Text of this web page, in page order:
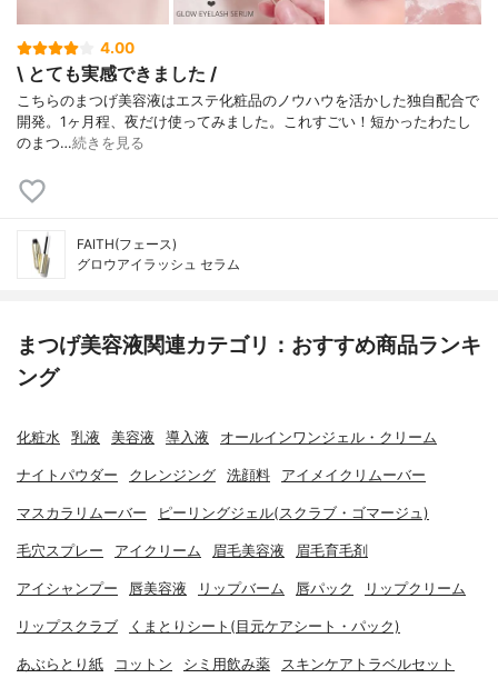
4.00
\ とても実感できました /
こちらのまつげ美容液はエステ化粧品のノウハウを活かした独自配合で
開発。1ヶ月程、夜だけ使ってみました。ㅤㅤㅤㅤㅤㅤㅤㅤㅤㅤㅤㅤㅤこれすごい！短かったわたし
のまつ…続きを見る
FAITH(フェース)
グロウアイラッシュ セラム
まつげ美容液関連カテゴリ：おすすめ商品ランキ
ング
化粧水 乳液 美容液 導入液 オールインワンジェル・クリーム
ナイトパウダー クレンジング 洗顔料 アイメイクリムーバー
マスカラリムーバー ピーリングジェル(スクラブ・ゴマージュ)
毛穴スプレー アイクリーム 眉毛美容液 眉毛育毛剤
アイシャンプー 唇美容液 リップバーム 唇パック リップクリーム
リップスクラブ くまとりシート(目元ケアシート・パック)
あぶらとり紙 コットン シミ用飲み薬 スキンケアトラベルセット